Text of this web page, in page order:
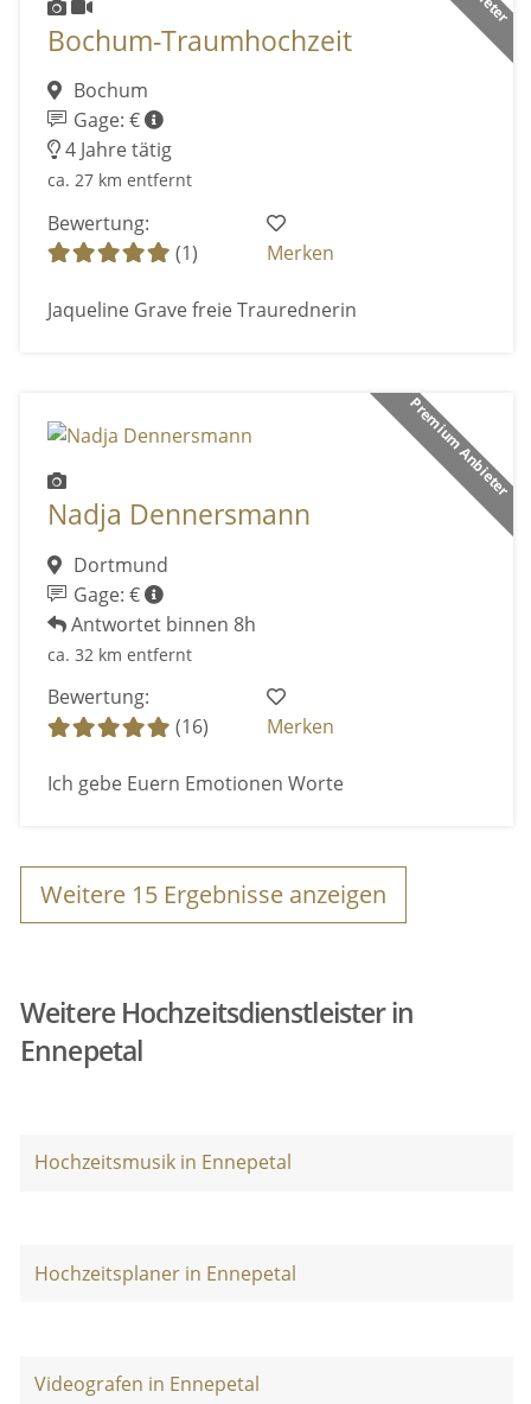
Bochum-Traumhochzeit
Bochum
Gage: €
4 Jahre tätig
ca. 27 km entfernt
Bewertung:
(1)
Merken
Jaqueline Grave freie Traurednerin
Premium Anbieter
Nadja Dennersmann
Dortmund
Gage: €
Antwortet binnen 8h
ca. 32 km entfernt
Bewertung:
(16)
Merken
Ich gebe Euern Emotionen Worte
Weitere 15 Ergebnisse anzeigen
Weitere Hochzeitsdienstleister in
Ennepetal
Hochzeitsmusik in Ennepetal
Hochzeitsplaner in Ennepetal
Videografen in Ennepetal